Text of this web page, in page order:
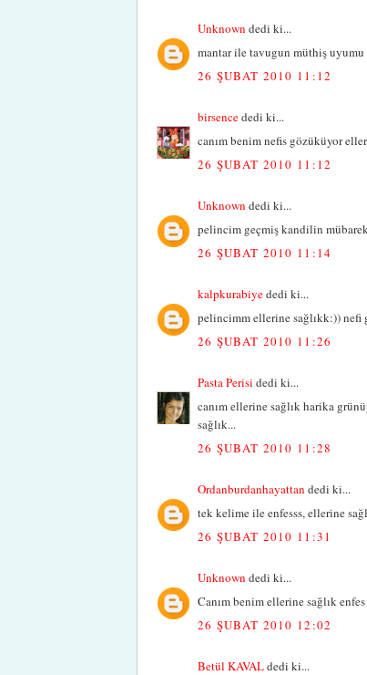
Unknown dedi ki...
mantar ile tavugun müthiş
26 ŞUBAT 2010 11:12
birsencededi ki...
canım benim nefis gözüküyor
26 ŞUBAT 2010 11:12
Unknown dedi ki...
pelincim geçmiş kandilin
26 ŞUBAT 2010 11:14
kalpkurabiyededi ki...
pelincimm ellerine sağlıkk:)) nefi
26 ŞUBAT 2010 11:26
Pasta Perisi dedi ki...
canım ellerine sağlık harika
sağlık...
26 ŞUBAT 2010 11:28
Ordanburdanhayattan dedi ki...
tek kelime ile enfesss, ellerine
26 ŞUBAT 2010 11:31
Unknown dedi ki...
Canım benim ellerine sağlık
26 ŞUBAT 2010 12:02
Betül KAVALdedi ki...